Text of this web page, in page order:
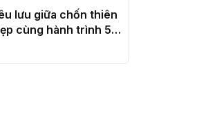
lưu giữa chốn thiên
cùng hành trình 5
Đà Lạt